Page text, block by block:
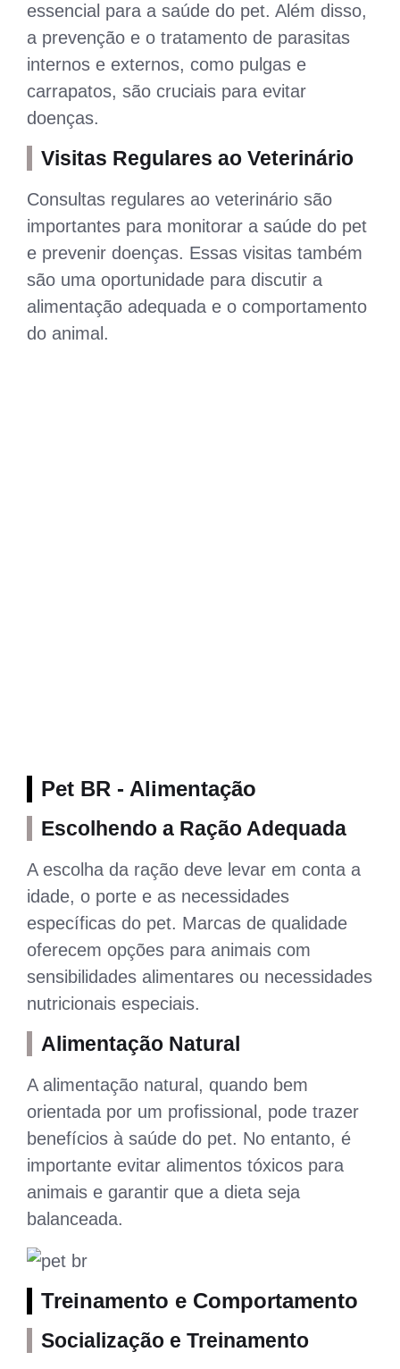
essencial para a saúde do pet. Além disso,
a prevenção e o tratamento de parasitas
internos e externos, como pulgas e
carrapatos, são cruciais para evitar
doenças.
Visitas Regulares ao Veterinário
Consultas regulares ao veterinário são
importantes para monitorar a saúde do pet
e prevenir doenças. Essas visitas também
são uma oportunidade para discutir a
alimentação adequada e o comportamento
do animal.
Pet BR - Alimentação
Escolhendo a Ração Adequada
A escolha da ração deve levar em conta a
idade, o porte e as necessidades
específicas do pet. Marcas de qualidade
oferecem opções para animais com
sensibilidades alimentares ou necessidades
nutricionais especiais.
Alimentação Natural
A alimentação natural, quando bem
orientada por um profissional, pode trazer
benefícios à saúde do pet. No entanto, é
importante evitar alimentos tóxicos para
animais e garantir que a dieta seja
balanceada.
Treinamento e Comportamento
Socialização e Treinamento